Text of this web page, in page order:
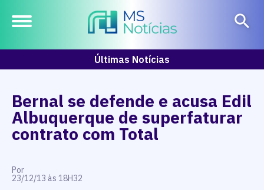
Últimas Notícias
Bernal se defende e acusa Edil
Albuquerque de superfaturar
contrato com Total
Por
23/12/13 às 18H32